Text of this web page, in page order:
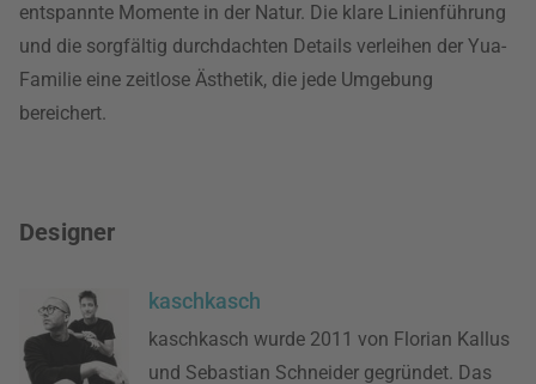
entspannte Momente in der Natur. Die klare Linienführung
und die sorgfältig durchdachten Details verleihen der Yua-
Familie eine zeitlose Ästhetik, die jede Umgebung
bereichert.
Designer
kaschkasch
kaschkasch wurde 2011 von Florian Kallus
und Sebastian Schneider gegründet. Das